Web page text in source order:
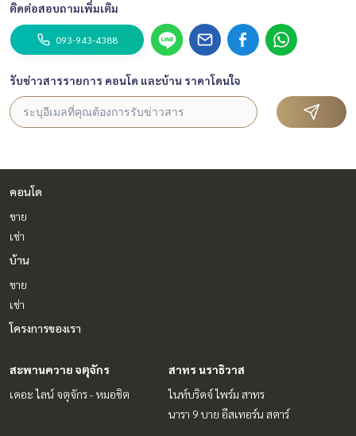
ติดต่อสอบถามเพิ่มเติม
093-943-4388
รับข่าวสารรายการ คอนโด และบ้าน ราคาโดนใจ
คอนโด
ขาย
เช่า
บ้าน
ขาย
เช่า
โครงการของเรา
สะพานควาย จตุจักร
เดอะ ไลน์ จตุจักร - หมอชิต
สาทร นราธิวาส
ไนท์บริดจ์ ไพร์ม สาทร
นารา 9 บาย อีสเทอร์น สตาร์